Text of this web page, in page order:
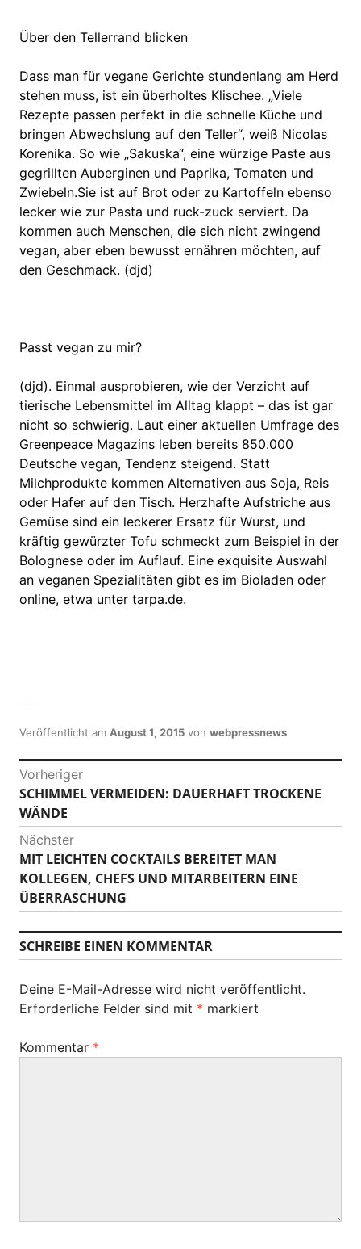
Über den Tellerrand blicken
Dass man für vegane Gerichte stundenlang am Herd
stehen muss, ist ein überholtes Klischee. „Viele
Rezepte passen perfekt in die schnelle Küche und
bringen Abwechslung auf den Teller“, weiß Nicolas
Korenika. So wie „Sakuska“, eine würzige Paste aus
gegrillten Auberginen und Paprika, Tomaten und
Zwiebeln.Sie ist auf Brot oder zu Kartoffeln ebenso
lecker wie zur Pasta und ruck-zuck serviert. Da
kommen auch Menschen, die sich nicht zwingend
vegan, aber eben bewusst ernähren möchten, auf
den Geschmack. (djd)
Passt vegan zu mir?
(djd). Einmal ausprobieren, wie der Verzicht auf
tierische Lebensmittel im Alltag klappt – das ist gar
nicht so schwierig. Laut einer aktuellen Umfrage des
Greenpeace Magazins leben bereits 850.000
Deutsche vegan, Tendenz steigend. Statt
Milchprodukte kommen Alternativen aus Soja, Reis
oder Hafer auf den Tisch. Herzhafte Aufstriche aus
Gemüse sind ein leckerer Ersatz für Wurst, und
kräftig gewürzter Tofu schmeckt zum Beispiel in der
Bolognese oder im Auflauf. Eine exquisite Auswahl
an veganen Spezialitäten gibt es im Bioladen oder
online, etwa unter tarpa.de.
Veröffentlicht am August 1, 2015 von webpressnews
B
e
i
t
r
a
g
s
-
N
a
t
Vorheriger
V
o
r
h
e
r
i
g
e
B
e
t
SCHIMMEL VERMEIDEN: DAUERHAFT TROCKENE
WÄNDE
Nächster
N
ä
c
h
s
t
r
B
i
MIT LEICHTEN COCKTAILS BEREITET MAN
KOLLEGEN, CHEFS UND MITARBEITERN EINE
ÜBERRASCHUNG
SCHREIBE EINEN KOMMENTAR
Deine E-Mail-Adresse wird nicht veröffentlicht.
Erforderliche Felder sind mit * markiert
Kommentar *